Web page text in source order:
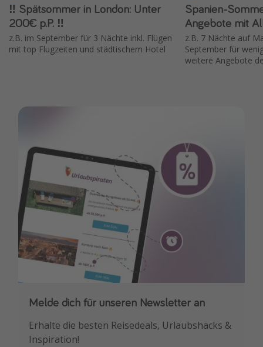
‼️ Spätsommer in London: Unter
200€ p.P. ‼️
z.B. im September für 3 Nächte inkl. Flügen
mit top Flugzeiten und städtischem Hotel
Spanien-
Angebote mit
z.B. 7 Nächte auf
September für
weitere Angebote
Melde dich für unseren Newsletter an
Erhalte die besten Reisedeals, Urlaubshacks &
Inspiration!
Downloade unsere App
Buche die besten Reiseschnäppchen als
Erstes.